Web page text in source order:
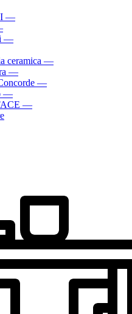
—
—
ceramica —
—
—
—
—